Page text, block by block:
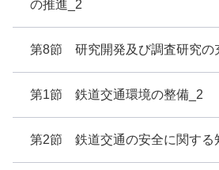
の推進_2
第8節 研究開発及び調査研究の
第1節 鉄道交通環境の整備_2
第2節 鉄道交通の安全に関する